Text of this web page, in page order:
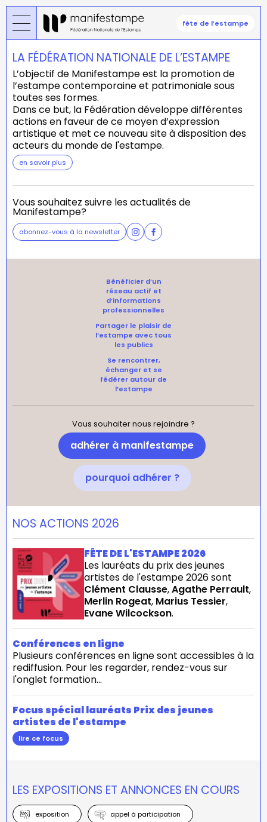
Aller
au
contenu
principal
fête de l’estampe
LA FÉDÉRATION NATIONALE DE L’ESTAMPE
L’objectif de Manifestampe est la promotion de
l’estampe contemporaine et patrimoniale sous
toutes ses formes.
Dans ce but, la Fédération développe différentes
actions en faveur de ce moyen d’expression
artistique et met ce nouveau site à disposition des
acteurs du monde de l'estampe.
en savoir plus
Vous souhaitez suivre les actualités de
Manifestampe?
abonnez-vous à la newsletter
Bénéficier d’un
réseau actif et
d’informations
professionnelles
Partager le plaisir de
l’estampe avec tous
les publics
Se rencontrer,
échanger et se
fédérer autour de
l’estampe
Vous souhaiter nous rejoindre ?
adhérer à manifestampe
pourquoi adhérer ?
NOS ACTIONS 2026
FÊTE DE L'ESTAMPE 2026
Les lauréats du prix des jeunes
artistes de l'estampe 2026 sont
Clément Clausse,Agathe Perrault,
Merlin Rogeat, Marius Tessier,
Evane Wilcockson.
Conférences en ligne
Plusieurs conférences en ligne sont accessibles à la
rediffusion. Pour les regarder, rendez-vous sur
l'onglet formation...
Focus spécial lauréats Prix des jeunes
artistes de l'estampe
lire ce focus
LES EXPOSITIONS ET ANNONCES EN COURS
exposition appel à participation